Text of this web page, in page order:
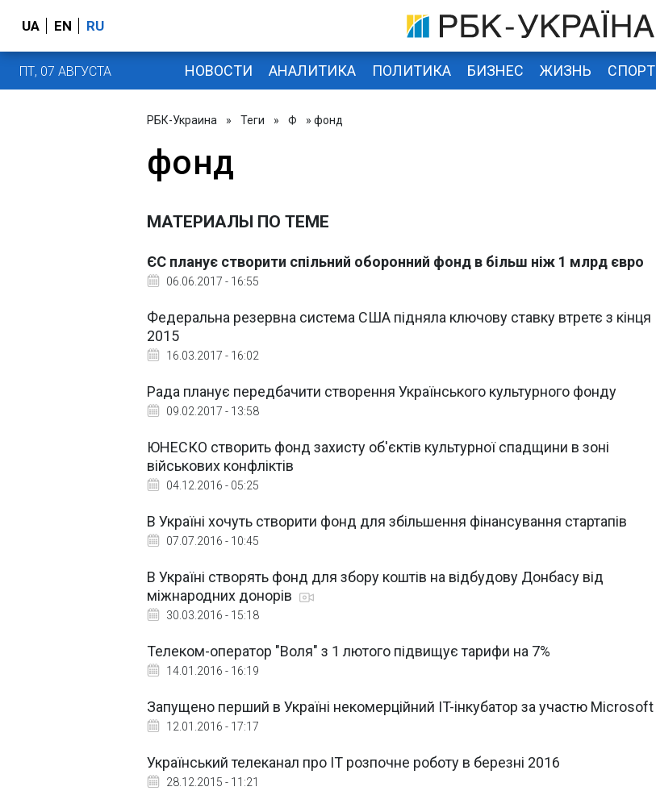
UA EN RU
ПТ, 07 АВГУСТА НОВОСТИ АНАЛИТИКА ПОЛИТИКА БИЗНЕС ЖИЗНЬ СПОРТ
РБК-Украина » Теги » Ф » фонд
фонд
МАТЕРИАЛЫ ПО ТЕМЕ
ЄС планує створити спільний оборонний фонд в більш ніж 1 млрд євро
06.06.2017 - 16:55
Федеральна резервна система США підняла ключову ставку втретє з кінця
2015
16.03.2017 - 16:02
Рада планує передбачити створення Українського культурного фонду
09.02.2017 - 13:58
ЮНЕСКО створить фонд захисту об'єктів культурної спадщини в зоні
військових конфліктів
04.12.2016 - 05:25
В Україні хочуть створити фонд для збільшення фінансування стартапів
07.07.2016 - 10:45
В Україні створять фонд для збору коштів на відбудову Донбасу від
міжнародних донорів
30.03.2016 - 15:18
Телеком-оператор "Воля" з 1 лютого підвищує тарифи на 7%
14.01.2016 - 16:19
Запущено перший в Україні некомерційний IT-інкубатор за участю Microsoft
12.01.2016 - 17:17
Український телеканал про ІТ розпочне роботу в березні 2016
28.12.2015 - 11:21